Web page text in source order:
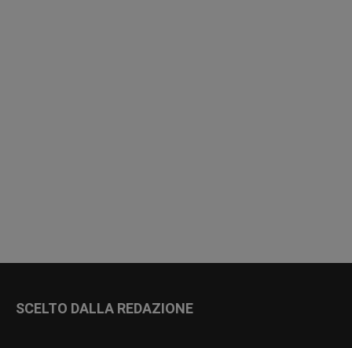
SCELTO DALLA REDAZIONE